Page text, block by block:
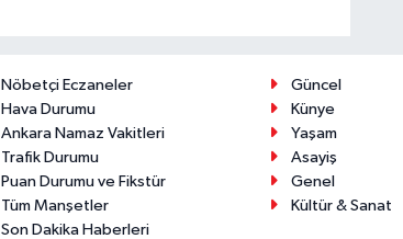
Nöbetçi Eczaneler
Hava Durumu
Ankara Namaz Vakitleri
Trafik Durumu
Puan Durumu ve Fikstür
Tüm Manşetler
Son Dakika Haberleri
Güncel
Künye
Yaşam
Asayiş
Genel
Kültür & Sanat